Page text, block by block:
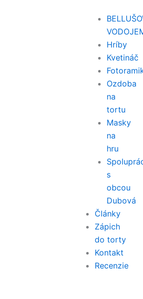
Hríby
Kvetináč
Ozdoba
na
tortu
Masky
na
hru
s
obcou
Dubová
Články
Zápich
do torty
Kontakt
Recenzie